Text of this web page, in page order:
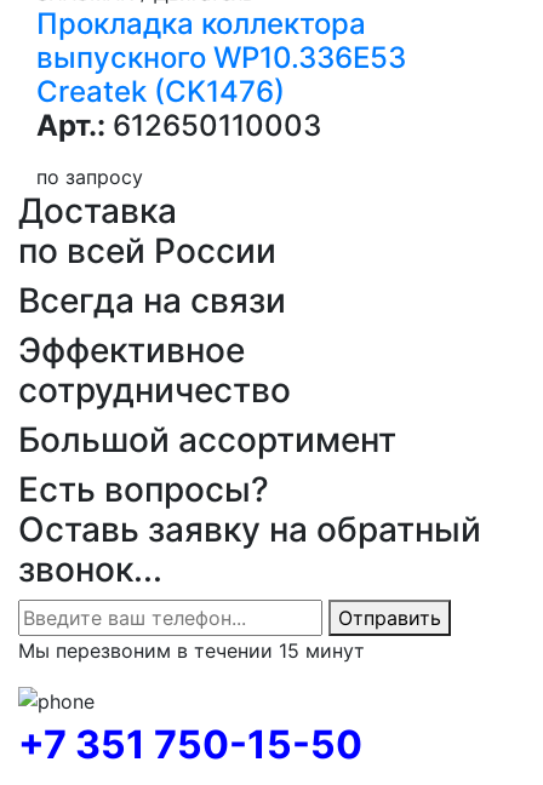
Прокладка коллектора
выпускного WP10.336E53
Createk (CK1476)
Арт.: 612650110003
по запросу
Доставка
по всей России
Всегда на связи
Эффективное
сотрудничество
Большой ассортимент
Есть вопросы?
Оставь заявку на обратный
звонок...
Отправить
Мы перезвоним в течении 15 минут
+7 351 750-15-50